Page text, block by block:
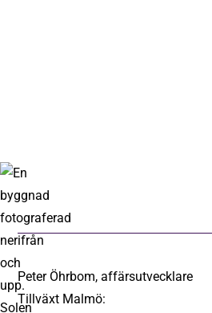
Peter Öhrbom, affärsutvecklare
Tillväxt Malmö: